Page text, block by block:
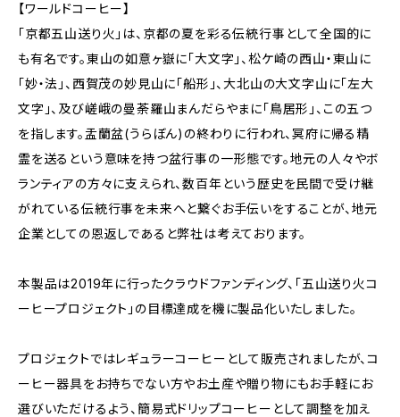
【ワールドコーヒー】
「京都五山送り火」は、京都の夏を彩る伝統行事として全国的に
も有名です。東山の如意ヶ嶽に「大文字」、松ケ崎の西山・東山に
「妙・法」、西賀茂の妙見山に「船形」、大北山の大文字山に「左大
文字」、及び嵯峨の曼荼羅山まんだらやまに「鳥居形」、この五つ
を指します。盂蘭盆(うらぼん)の終わりに行われ、冥府に帰る精
霊を送るという意味を持つ盆行事の一形態です。地元の人々やボ
ランティアの方々に支えられ、数百年という歴史を民間で受け継
がれている伝統行事を未来へと繋ぐお手伝いをすることが、地元
企業としての恩返しであると弊社は考えております。
本製品は2019年に行ったクラウドファンディング、「五山送り火コ
ーヒープロジェクト」の目標達成を機に製品化いたしました。
プロジェクトではレギュラーコーヒーとして販売されましたが、コ
ーヒー器具をお持ちでない方やお土産や贈り物にもお手軽にお
選びいただけるよう、簡易式ドリップコーヒーとして調整を加え